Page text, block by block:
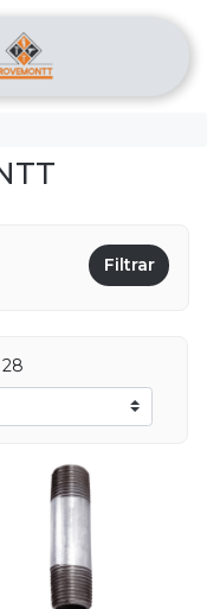
Filtrar